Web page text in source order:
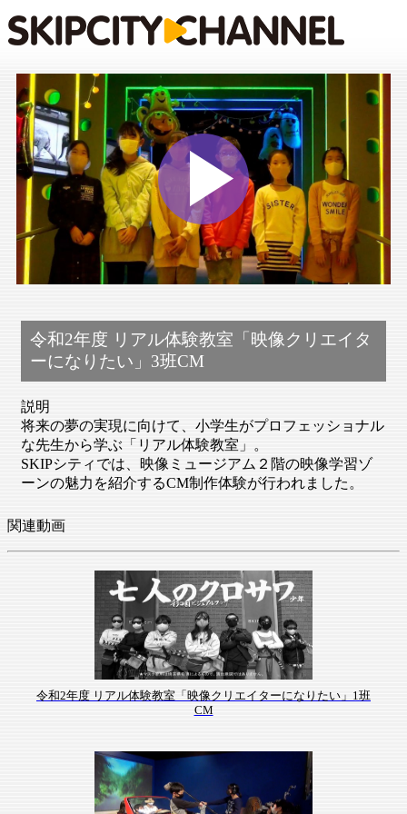
Play
令和2年度 リアル体験教室「映像クリエイタ
ーになりたい」3班CM
説明
将来の夢の実現に向けて、小学生がプロフェッショナル
な先生から学ぶ「リアル体験教室」。
SKIPシティでは、映像ミュージアム２階の映像学習ゾ
ーンの魅力を紹介するCM制作体験が行われました。
関連動画
令和2年度 リアル体験教室「映像クリエイターになりたい」1班
CM